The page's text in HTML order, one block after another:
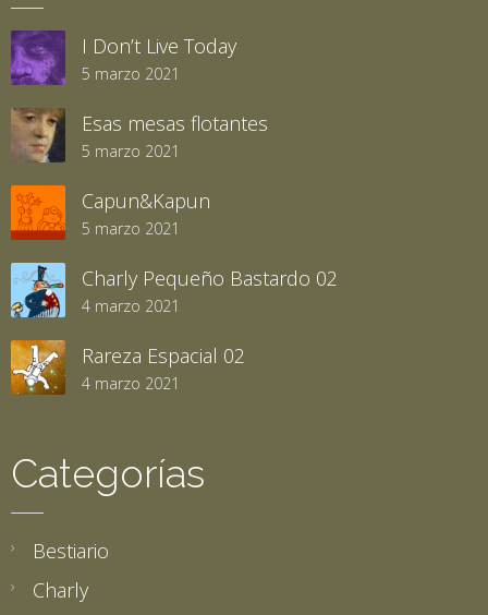
I Don’t Live Today
5 marzo 2021
Esas mesas flotantes
5 marzo 2021
Capun&Kapun
5 marzo 2021
Charly Pequeño Bastardo 02
4 marzo 2021
Rareza Espacial 02
4 marzo 2021
Categorías
Bestiario
Charly